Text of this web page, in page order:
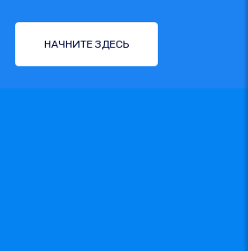
НАЧНИТЕ ЗДЕСЬ